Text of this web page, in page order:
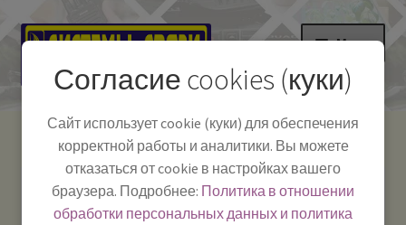
Перейти
навигации
Перейти
содержимому
Меню
Как пользоваться
Системы Связи:
г. Красноярск, ул.
Телефон:+7-
391-249-1040
Согласие cookies (куки)
Сайт использует cookie (куки) для обеспечения
корректной работы и аналитики. Вы можете
отказаться от cookie в настройках вашего
браузера. Подробнее: Политика в отношении
обработки персональных данных и политика